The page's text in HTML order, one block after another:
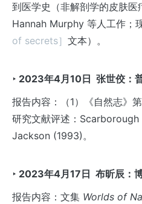
到医学史（非解剖学的皮肤医
Hannah Murphy 等人工作；
of secrets］ 文本）。
‣ 2023年4月10日 张世佼：
报告内容：（1）《自然志》
研究文献评述：
Jackson (1993)。
‣ 2023年4月17 日 布昕辰：
报告内容：文集 Worlds of